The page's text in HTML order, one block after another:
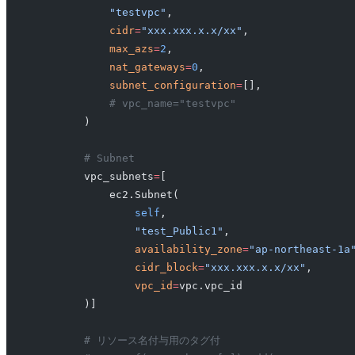
            "testvpc"
,
            cidr
="xxx.xxx.x.x/xx" ,
            max_azs
=2 ,
            nat_gateways
=0 ,
            subnet_configuration
=[],
            # vpc_name="testvpc"
        )
        # Subnet
        vpc_subnets
=[
            ec2.Subnet(
                self
,
                "test_Public1"
,
                availability_zone
="ap-northeast-
                cidr_block
="xxx.xxx.x.x/xx" ,
                vpc_id
=vpc.vpc_id
        )]
        # リソース名付与用のタグ付